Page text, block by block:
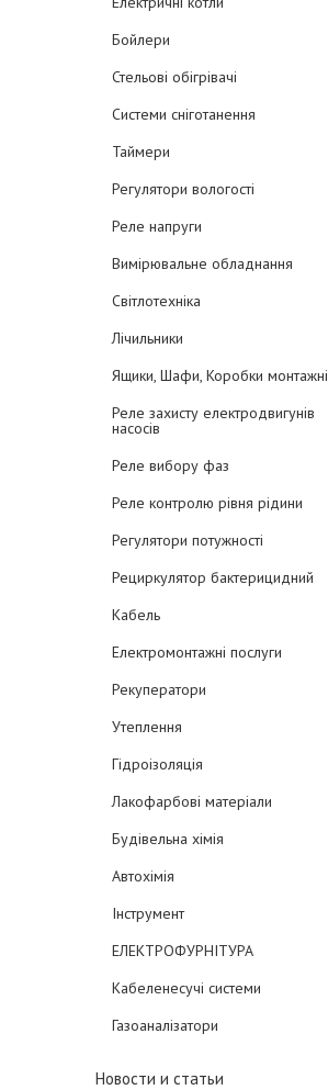
Бойлери
Стельові обігрівачі
Системи сніготанення
Таймери
Регулятори вологості
Реле напруги
Вимірювальне обладнання
Світлотехніка
Лічильники
Ящики, Шафи, Коробки монтажні
Реле захисту електродвигунів
насосів
Реле вибору фаз
Реле контролю рівня рідини
Регулятори потужності
Рециркулятор бактерицидний
Кабель
Електромонтажні послуги
Рекуператори
Утеплення
Гідроізоляція
Лакофарбові матеріали
Будівельна хімія
Автохімія
Інструмент
ЕЛЕКТРОФУРНІТУРА
Кабеленесучі системи
Газоаналізатори
Новости и статьи